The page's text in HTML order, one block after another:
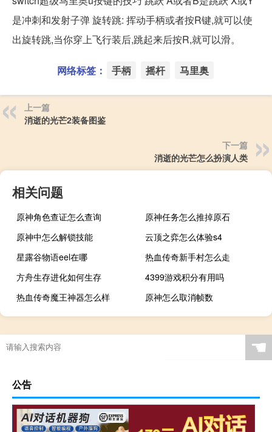
是冲刺和发射子弹 旋转跳: 挥动手柄或者按R键,就可以使
出旋转跳,当你穿上飞行装后,跳起来后按R,就可以滑。
网络标签： 手柄 摇杆 马里奥
上一篇
消逝的光芒2装备图鉴
下一篇
消逝的光芒怎么扮演人类
相关问题
原神角色查证怎么查询
原神任务怎么推掉原石
原神中怎么解锁技能
云顶之弈怎么体验s4
星露谷物语eel在哪
热血传奇新手村怎么走
方舟生存进化如何生存
4399游戏积分有用吗
热血传奇魔王神器怎么样
原神怎么取消帧数
☚
公告